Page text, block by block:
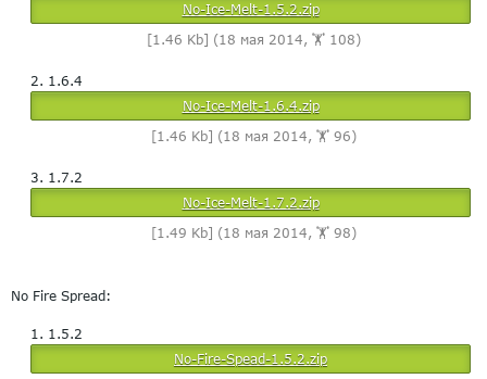
No-Ice-Melt-1.5.2.zip
[1.46 Kb] (18 мая 2014, 🏋️ 108)
1.6.4
No-Ice-Melt-1.6.4.zip
[1.46 Kb] (18 мая 2014, 🏋️ 96)
1.7.2
No-Ice-Melt-1.7.2.zip
[1.49 Kb] (18 мая 2014, 🏋️ 98)
No Fire Spread:
1.5.2
No-Fire-Spead-1.5.2.zip